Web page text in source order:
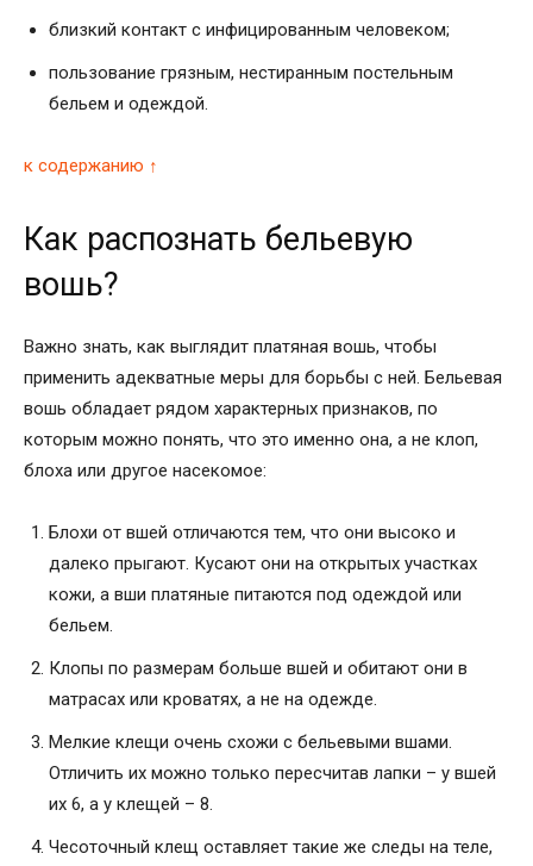
близкий контакт с инфицированным человеком;
пользование грязным, нестиранным постельным
бельем и одеждой.
к содержанию ↑
Как распознать бельевую
вошь?
Важно знать, как выглядит платяная вошь, чтобы
применить адекватные меры для борьбы с ней. Бельевая
вошь обладает рядом характерных признаков, по
которым можно понять, что это именно она, а не клоп,
блоха или другое насекомое:
Блохи от вшей отличаются тем, что они высоко и
далеко прыгают. Кусают они на открытых участках
кожи, а вши платяные питаются под одеждой или
бельем.
Клопы по размерам больше вшей и обитают они в
матрасах или кроватях, а не на одежде.
Мелкие клещи очень схожи с бельевыми вшами.
Отличить их можно только пересчитав лапки – у вшей
их 6, а у клещей – 8.
Чесоточный клещ оставляет такие же следы на теле,